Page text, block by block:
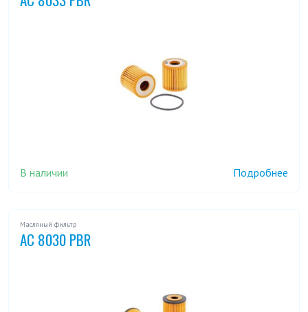
В наличии Подробнее
Масляный фильтр
AC 8030 PBR